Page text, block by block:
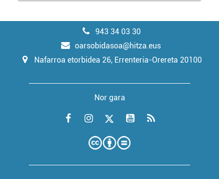
943 34 03 30
oarsobidasoa@hitza.eus
Nafarroa etorbidea 26, Errenteria-Orereta 20100
Nor gara